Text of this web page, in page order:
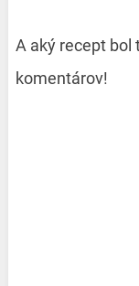
A aký recept bol
komentárov!